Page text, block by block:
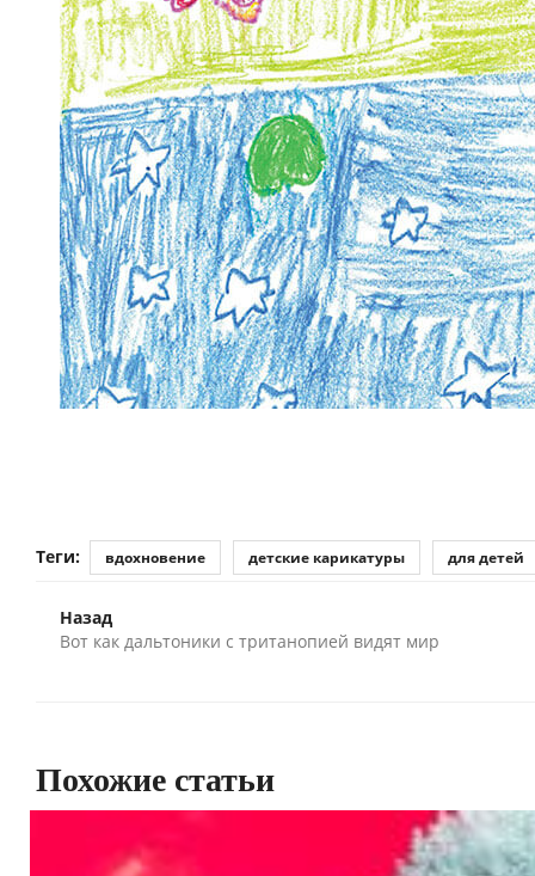
Теги: вдохновение детские карикатуры для детей
Назад
Вот как дальтоники с тританопией видят мир
Похожие статьи